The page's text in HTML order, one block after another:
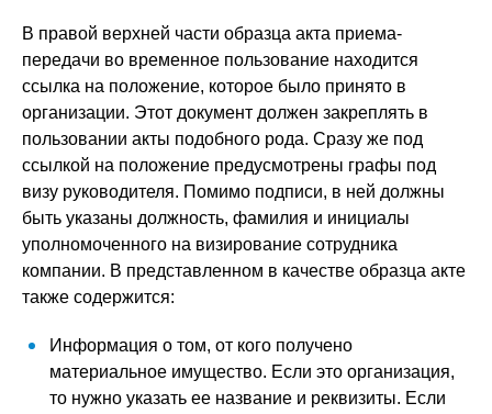
В правой верхней части образца акта приема-
передачи во временное пользование находится
ссылка на положение, которое было принято в
организации. Этот документ должен закреплять в
пользовании акты подобного рода. Сразу же под
ссылкой на положение предусмотрены графы под
визу руководителя. Помимо подписи, в ней должны
быть указаны должность, фамилия и инициалы
уполномоченного на визирование сотрудника
компании. В представленном в качестве образца акте
также содержится:
Информация о том, от кого получено
материальное имущество. Если это организация,
то нужно указать ее название и реквизиты. Если